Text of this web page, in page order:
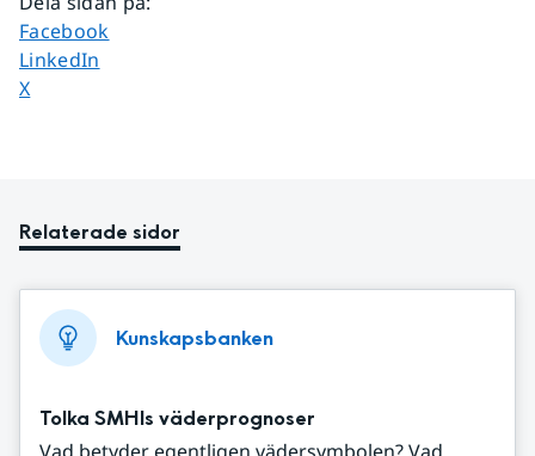
Dela sidan på
Facebook
Dela sidan på
LinkedIn
Dela sidan på
X
Relaterade sidor
Kunskapsbanken
Tolka SMHIs väderprognoser